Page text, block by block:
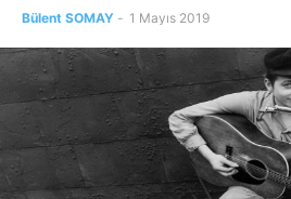
Bülent SOMAY - 1 Mayıs 2019